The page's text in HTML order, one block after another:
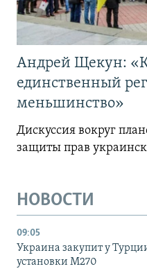
Андрей Щекун:
единственный
меньшинство»
Дискуссия вокруг
защиты прав
НОВОСТИ
09:05
Украина закупит у
установки M270